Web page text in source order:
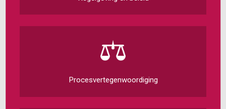
Procesvertegenwoordiging